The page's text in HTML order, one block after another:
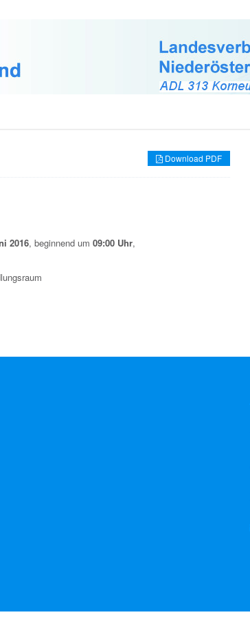
Download PDF
2016, beginnend um 09:00 Uhr,